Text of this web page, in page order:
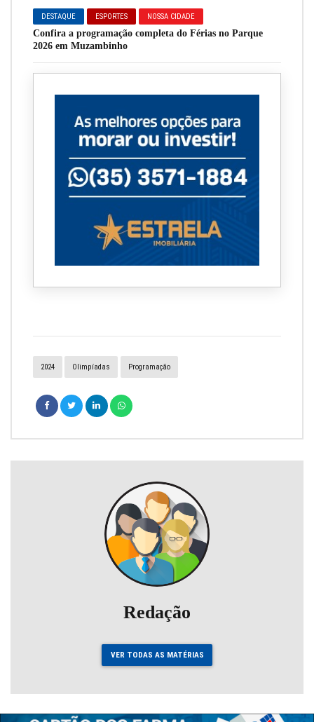
DESTAQUE ESPORTES NOSSA CIDADE
Confira a programação completa do Férias no Parque
2026 em Muzambinho
2024 Olimpíadas Programação
Redação
VER TODAS AS MATÉRIAS